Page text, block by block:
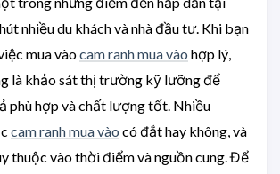
nhiều du khách và nhà đầu tư. Khi bạn
mua vàocam ranh mua vào hợp lý,
là khảo sát thị trường kỹ lưỡng để
phù hợp và chất lượng tốt. Nhiều
cam ranh mua vào có đắt hay không, và
thuộc vào thời điểm và nguồn cung. Để